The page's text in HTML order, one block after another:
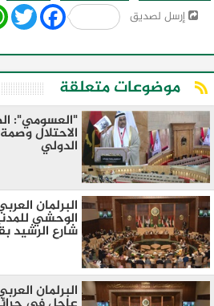
إرسل لصديق WhatsApp
Twitter Facebook
موضوعات متعلقة
"العسومي":
الاحتلال
الدولي
البرلمان
الوحشي
شارع الرشيد
البرلمان